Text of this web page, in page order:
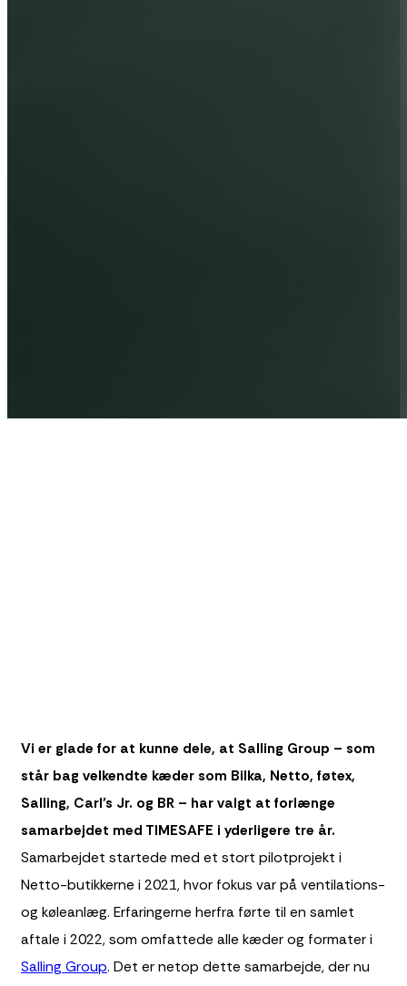
Vi er glade for at kunne dele, at Salling Group – som
står bag velkendte kæder som Bilka, Netto, føtex,
Salling, Carl’s Jr. og BR – har valgt at forlænge
samarbejdet med TIMESAFE i yderligere tre år.
Samarbejdet startede med et stort pilotprojekt i
Netto-butikkerne i 2021, hvor fokus var på ventilations-
og køleanlæg. Erfaringerne herfra førte til en samlet
aftale i 2022, som omfattede alle kæder og formater i
Salling Group. Det er netop dette samarbejde, der nu